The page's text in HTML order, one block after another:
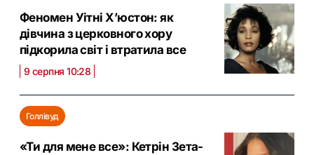
Феномен Уітні Х’юстон: як
дівчина з церковного хору
підкорила світ і втратила все
9 серпня 10:28
Голлівуд
«Ти для мене все»: Кетрін Зета-